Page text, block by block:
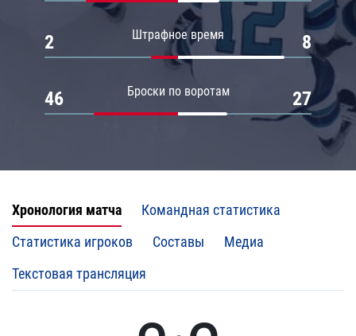
Штрафное время
2 8
Броски по воротам
46 27
Хронология матча
Командная статистика
Статистика игроков
Составы
Медиа
Текстовая трансляция